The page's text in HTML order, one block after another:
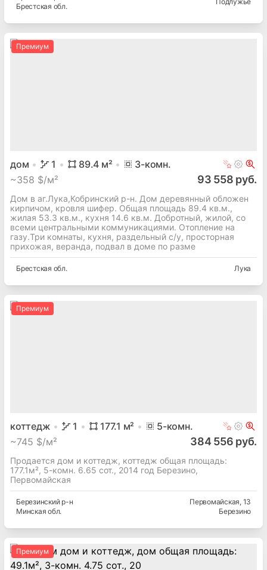
Брестская обл.
Премиум
дом 1 89.4 м² 3-комн.
~358 $/м² 93 558 руб.
Дом в аг.Лука,Кобринский р-н. Дом деревянный обложен
кирпичом, кровля шифер. Общая площадь 89.4 кв.м.,
жилая 53.3 кв.м., кухня 14.6 кв.м. Добротный, жилой, со
всеми центральными коммуникациями. Отопление на
газу.Три комнаты, кухня, раздельный с/у, просторная
прихожая, веранда, подвал в доме по разме
Брестская обл. Лука
Премиум
коттедж 1 177.1 м² 5-комн.
~745 $/м² 384 556 руб.
Продается дом и коттедж, коттедж общая площадь:
177.1м², 5-комн. 6.65 сот., 2014 год Березино,
Первомайская
Березинскийр-н
Минская обл.
Первомайская, 13
Березино
Премиум